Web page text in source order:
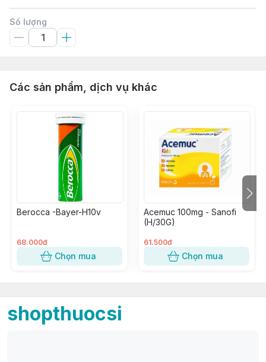
Số lượng
Các sản phẩm, dịch vụ khác
Berocca -Bayer-H10v
68.000đ
Chọn mua
Acemuc 100mg - Sanofi
(H/30G)
61.500đ
Chọn mua
shopthuocsi